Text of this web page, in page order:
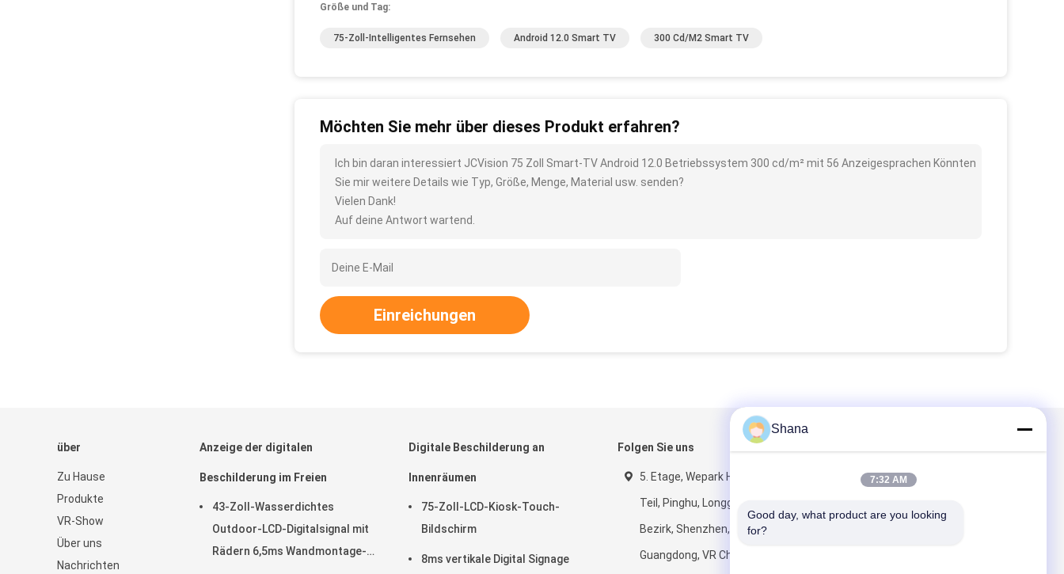
Größe und Tag:
75-Zoll-Intelligentes Fernsehen Android 12.0 Smart TV 300 Cd/M2 Smart TV
Möchten Sie mehr über dieses Produkt erfahren?
Ich bin daran interessiert JCVision 75 Zoll Smart-TV Android 12.0 Betriebssystem 300 cd/m² mit 56 Anzeigesprachen Könnten
Sie mir weitere Details wie Typ, Größe, Menge, Material usw. senden?
Vielen Dank!
Auf deine Antwort wartend.
Einreichungen
über
Zu Hause
Produkte
VR-Show
Über uns
Nachrichten
Anzeige der digitalen
Beschilderung im Freien
43-Zoll-Wasserdichtes
Outdoor-LCD-Digitalsignal mit
Rädern 6,5ms Wandmontage-
Digitale Beschilderung an
Innenräumen
75-Zoll-LCD-Kiosk-Touch-
Bildschirm
8ms vertikale Digital Signage
Folgen Sie uns
5. Etage, Wepark High-Tech
Teil, Pinghu, Longgang
Bezirk, Shenzhen, Provinz
Guangdong, VR China.
Shana
7:32 AM
Good day, what product are you looking
for?